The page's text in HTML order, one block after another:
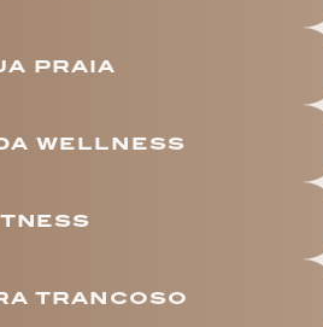
praia
wellness
trancoso